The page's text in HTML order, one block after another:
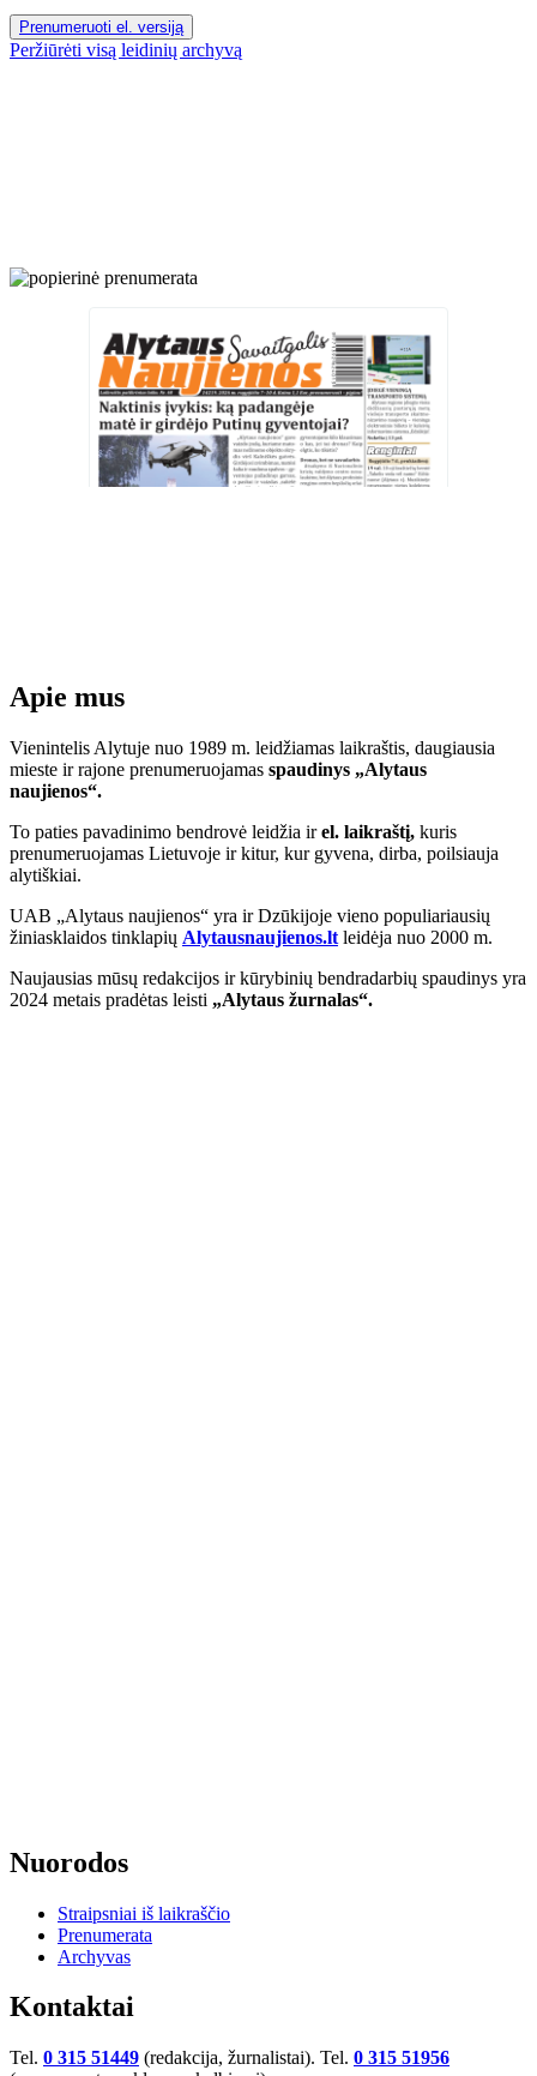
Prenumeruoti el. versiją
Peržiūrėti visą leidinių archyvą
Apie mus
Vienintelis Alytuje nuo 1989 m. leidžiamas laikraštis, daugiausia
mieste ir rajone prenumeruojamas spaudinys „Alytaus
naujienos“.
To paties pavadinimo bendrovė leidžia irel. laikraštį, kuris
prenumeruojamas Lietuvoje ir kitur, kur gyvena, dirba, poilsiauja
alytiškiai.
UAB „Alytaus naujienos“ yra ir Dzūkijoje vieno populiariausių
žiniasklaidos tinklapių Alytausnaujienos.lt leidėja nuo 2000 m.
Naujausias mūsų redakcijos ir kūrybinių bendradarbių spaudinys yra
2024 metais pradėtas leisti „Alytaus žurnalas“.
Nuorodos
Straipsniai iš laikraščio
Prenumerata
Archyvas
Kontaktai
Tel. 0 315 51449 (redakcija, žurnalistai). Tel. 0 315 51956